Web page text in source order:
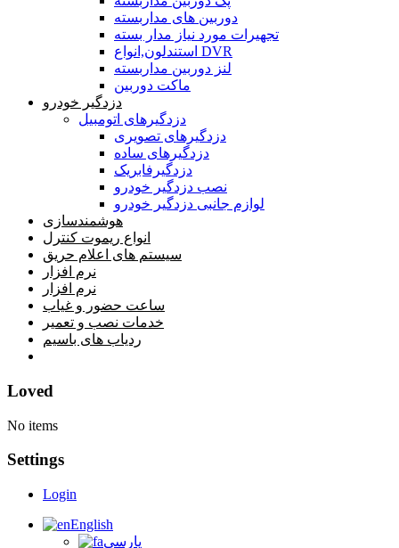
دوربین های مداربسته
تجهیرات مورد نیاز مدار بسته
استندلون,انواع DVR
لنز دوربین مداربسته
ماکت دوربین
دزدگیر خودرو
دزدگیرهای اتومبیل
دزدگیرهای تصویری
دزدگیرهای ساده
دزدگیرفابریک
نصب دزدگیر خودرو
لوازم جانبی دزدگیر خودرو
هوشمندسازی
انواع ریموت کنترل
سیستم های اعلام حریق
نرم افزار
نرم افزار
ساعت حضور و غیاب
خدمات نصب و تعمیر
ردیاب های باسیم
Loved
No items
Settings
Login
English
پارسی